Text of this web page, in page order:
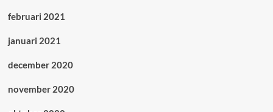
februari 2021
januari 2021
december 2020
november 2020